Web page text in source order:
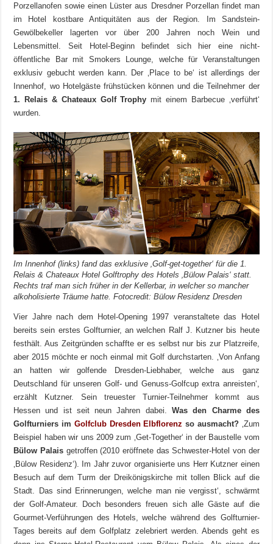
Porzellanofen sowie einen Lüster aus Dresdner Porzellan findet man
im Hotel kostbare Antiquitäten aus der Region. Im Sandstein-
Gewölbekeller lagerten vor über 200 Jahren noch Wein und
Lebensmittel. Seit Hotel-Beginn befindet sich hier eine nicht-
öffentliche Bar mit Smokers Lounge, welche für Veranstaltungen
exklusiv gebucht werden kann. Der ‚Place to be‘ ist allerdings der
Innenhof, wo Hotelgäste frühstücken können und die Teilnehmer der
1. Relais & Chateaux Golf Trophy mit einem Barbecue ‚verführt‘
wurden.
Im Innenhof (links) fand das exklusive ‚Golf-get-together‘ für die 1.
Relais & Chateaux Hotel Golftrophy des Hotels ‚Bülow Palais‘ statt.
Rechts traf man sich früher in der Kellerbar, in welcher so mancher
alkoholisierte Träume hatte. Fotocredit: Bülow Residenz Dresden
Vier Jahre nach dem Hotel-Opening 1997 veranstaltete das Hotel
bereits sein erstes Golfturnier, an welchen Ralf J. Kutzner bis heute
festhält. Aus Zeitgründen schaffte er es selbst nur bis zur Platzreife,
aber 2015 möchte er noch einmal mit Golf durchstarten. ‚Von Anfang
an hatten wir golfende Dresden-Liebhaber, welche aus ganz
Deutschland für unseren Golf- und Genuss-Golfcup extra anreisten‘,
erzählt Kutzner. Sein treuester Turnier-Teilnehmer kommt aus
Hessen und ist seit neun Jahren dabei. Was den Charme des
Golfturniers im Golfclub Dresden Elbflorenz so ausmacht?‚Zum
Beispiel haben wir uns 2009 zum ‚Get-Together‘ in der Baustelle vom
Bülow Palaisgetroffen (2010 eröffnete das Schwester-Hotel von der
‚Bülow Residenz‘). Im Jahr zuvor organisierte uns Herr Kutzner einen
Besuch auf dem Turm der Dreikönigskirche mit tollen Blick auf die
Stadt. Das sind Erinnerungen, welche man nie vergisst‘, schwärmt
der Golf-Amateur. Doch besonders freuen sich alle Gäste auf die
Gourmet-Verführungen des Hotels, welche während des Golfturnier-
Tages bereits auf dem Golfplatz zelebriert werden. Abends geht es